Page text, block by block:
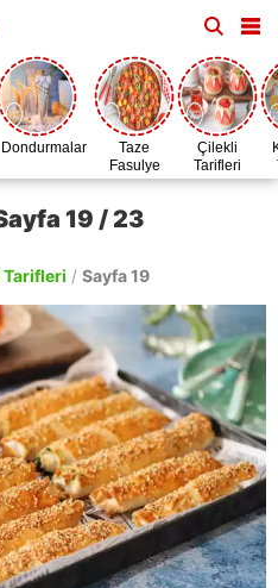
Dondurmalar
Taze
Fasulye
Zamanı
Çilekli
Tarifleri
19 / 23
Tarifleri / Sayfa 19